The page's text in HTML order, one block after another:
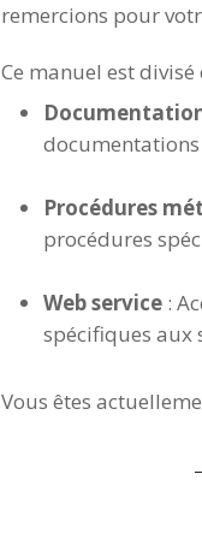
remercions pour
Ce manuel est
Procédures
procédures
Web service:
spécifiques aux
Vous êtes